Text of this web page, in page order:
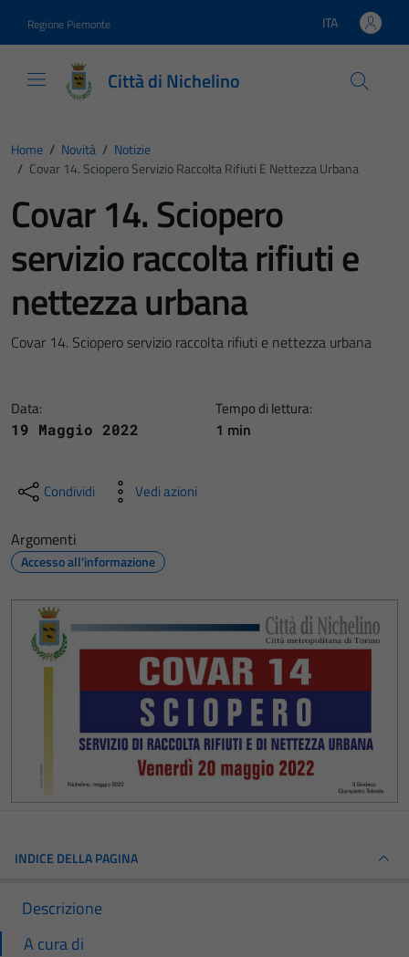
Regione Piemonte Lingua attiva:
ITA
Città di Nichelino
Home / Novità / Notizie
/ Covar 14. Sciopero Servizio Raccolta Rifiuti E Nettezza Urbana
Covar 14. Sciopero
servizio raccolta rifiuti e
nettezza urbana
Covar 14. Sciopero servizio raccolta rifiuti e nettezza urbana
Data:
19 Maggio 2022
Tempo di lettura:
1 min
Condividi Vedi azioni
Argomenti
Accesso all'informazione
INDICE DELLA PAGINA
Descrizione
A cura di